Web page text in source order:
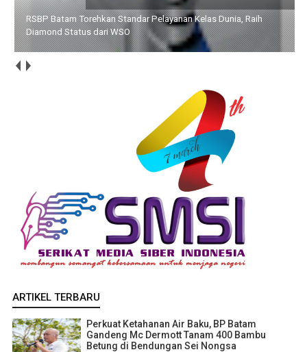
RSBP Batam Torehkan Standar Pelayanan Kelas Dunia, Raih
Diamond Status dari WSO
ARTIKEL TERBARU
Perkuat Ketahanan Air Baku, BP Batam
Gandeng Mc Dermott Tanam 400 Bambu
Betung di Bendungan Sei Nongsa